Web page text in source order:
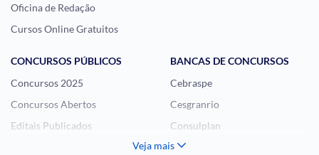
Oficina de Redação
Cursos Online Gratuitos
CONCURSOS PÚBLICOS
Concursos 2025
Concursos Abertos
Editais Publicados
BANCAS DE CONCURSOS
Cebraspe
Cesgranrio
Consulplan
FCC
Veja mais